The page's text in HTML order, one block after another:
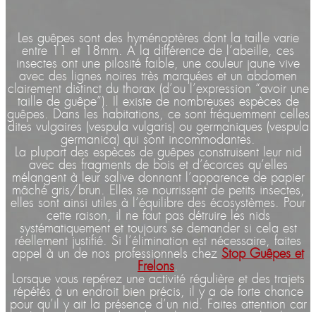
Les guêpes sont des hyménoptères dont la taille varie
entre 11 et 18mm. A la différence de l’abeille, ces
insectes ont une pilosité faible, une couleur jaune vive
avec des lignes noires très marquées et un abdomen
clairement distinct du thorax (d’ou l’expression “avoir une
taille de guêpe”). Il existe de nombreuses espèces de
guêpes. Dans les habitations, ce sont fréquemment celles
dites vulgaires (vespula vulgaris) ou germaniques (vespula
germanica) qui sont incommodantes.
La plupart des espèces de guêpes construisent leur nid
avec des fragments de bois et d’écorces qu’elles
mélangent à leur salive donnant l’apparence de papier
mâché gris/brun. Elles se nourrissent de petits insectes,
elles sont ainsi utiles à l’équilibre des écosystèmes. Pour
cette raison, il ne faut pas détruire les nids
systématiquement et toujours se demander si cela est
réellement justifié. Si l’élimination est nécessaire, faites
appel à un de nos professionnels chez Stop Guêpes et
Frelons.
Lorsque vous repérez une activité régulière et des trajets
répétés à un endroit bien précis, il y a de forte chance
pour qu’il y ait la présence d’un nid. Faites attention car